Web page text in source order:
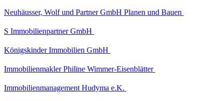
Neuhäusser, Wolf und Partner GmbH Planen und Bauen
S Immobilienpartner GmbH
Königskinder Immobilien GmbH
Immobilienmakler Philine Wimmer-Eisenblätter
Immobilienmanagement Hudyma e.K.